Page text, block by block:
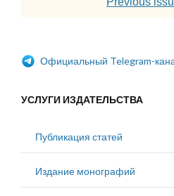
Официальный Telegram-
УСЛУГИ ИЗДАТЕЛЬСТВА
Публикация статей
Издание монографий